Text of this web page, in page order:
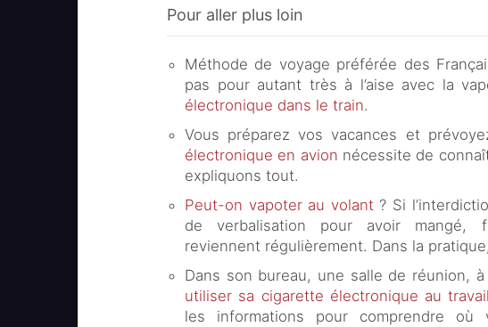
Pour aller plus loin
Méthode de voyage préférée des
pas pour autant très à l’aise avec la
électronique dans le train.
Vous préparez vos vacances et
électronique en avion nécessite de
expliquons tout.
Peut-on vapoter au volant? Si
de verbalisation pour avoir mangé,
reviennent régulièrement. Dans la
Dans son bureau, une salle de réunion,
utiliser sa cigarette électronique au travail
les informations pour comprendre